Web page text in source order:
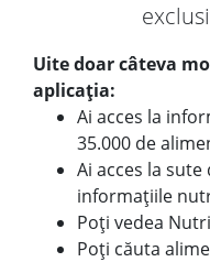
Uite doar câteva
aplicația:
Ai acces la
35.000 de
Ai acces la
informațiile
Poți vedea
Poți căuta